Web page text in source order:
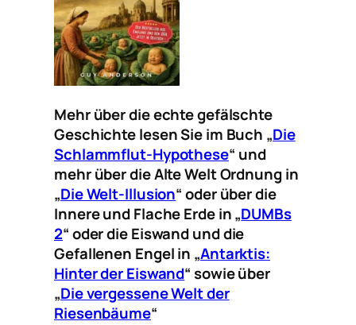
Mehr über die echte gefälschte
Geschichte lesen Sie im Buch „Die
Schlammflut-Hypothese“ und
mehr über die Alte Welt Ordnung in
„Die Welt-Illusion“ oder über die
Innere und Flache Erde in „DUMBs
2“ oder die Eiswand und die
Gefallenen Engel in „Antarktis:
Hinter der Eiswand“ sowie über
„Die vergessene Welt der
Riesenbäume“